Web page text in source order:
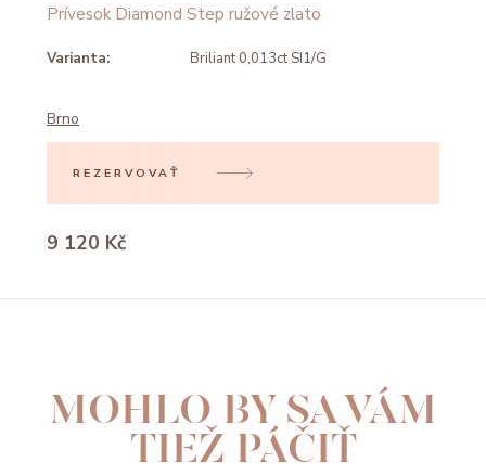
Prívesok Diamond Step ružové zlato
Varianta: Briliant 0,013ct SI1/G
Brno
REZERVOVAŤ
9 120 Kč
MOHLO BY SA VÁM
TIEŽ PÁČIŤ